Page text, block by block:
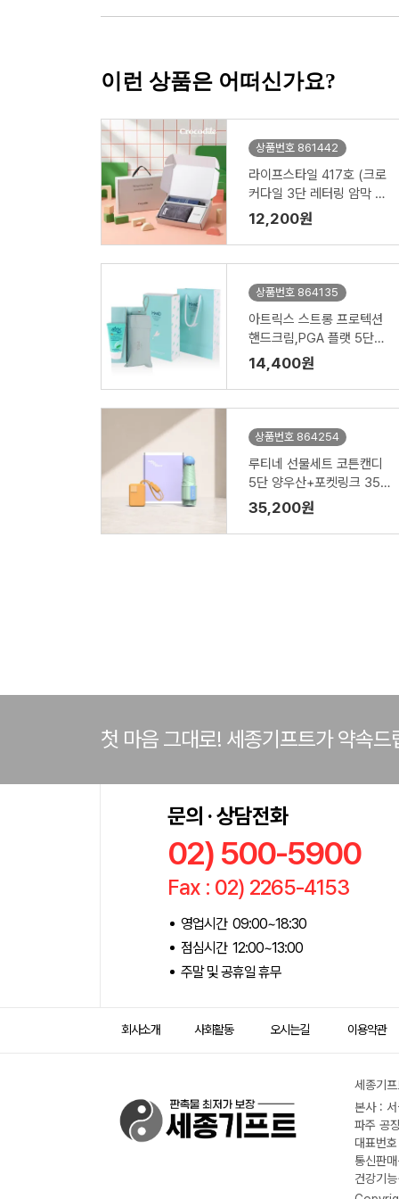
이런 상품은 어떠신가요?
상품번호 861442
라이프스타일 417호 (크로
커다일 3단 레터링 암막 전
자동 우산 VIP+심플 타올 1
50g)
12,200원
상품번호 864135
아트릭스 스트롱 프로텍션
핸드크림,PGA 플랫 5단수
동 양우산세트
14,400원
상품번호 864254
루티네 선물세트 코튼캔디
5단 양우산+포켓링크 35
W 보조배터리 10000mAh
35,200원
첫 마음 그대로! 세종기프트가 약속드
문의 · 상담전화
02) 500-5900
Fax : 02) 2265-4153
영업시간 09:00~18:30
점심시간 12:00~13:00
주말 및 공휴일 휴무
회사소개 사회활동 오시는길 이용약관
세종기
본사 :
파주 공
대표번
통신판
건강기